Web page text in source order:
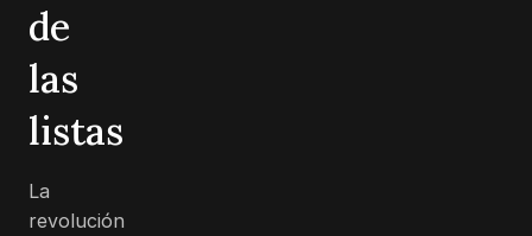
de
las
listas
La
revolución